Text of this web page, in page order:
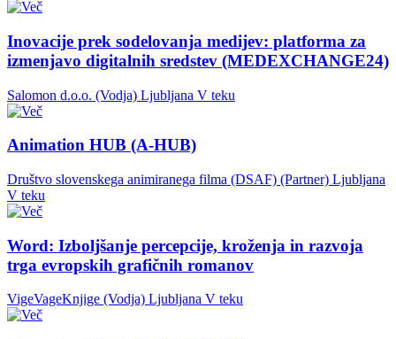
Inovacije prek sodelovanja medijev: platforma za
izmenjavo digitalnih sredstev (MEDEXCHANGE24)
Salomon d.o.o. (Vodja) Ljubljana V teku
Animation HUB (A-HUB)
Društvo slovenskega animiranega filma (DSAF) (Partner) Ljubljana
V teku
Word: Izboljšanje percepcije, kroženja in razvoja
trga evropskih grafičnih romanov
VigeVageKnjige (Vodja) Ljubljana V teku